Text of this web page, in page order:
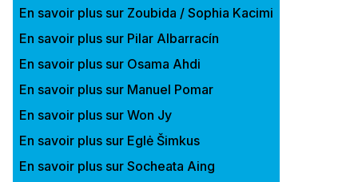
En savoir plus sur Zoubida / Sophia Kacimi
En savoir plus sur Pilar Albarracín
En savoir plus sur Osama Ahdi
En savoir plus sur Manuel Pomar
En savoir plus sur Won Jy
En savoir plus sur Eglė Šimkus
En savoir plus sur Socheata Aing